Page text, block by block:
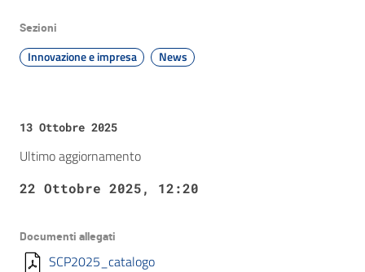
Sezioni
Innovazione e impresa News
13 Ottobre 2025
Ultimo aggiornamento
22 Ottobre 2025, 12:20
Documenti allegati
SCP2025_catalogo